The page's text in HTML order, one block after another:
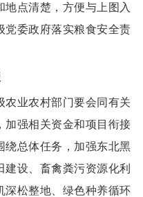
点清楚，方便与上图入
党委政府落实粮食安全责
农业农村部门要会同有关
加强相关资金和项目 衔接
绕总体任务，加强东北黑
设、 畜禽粪污资源化利
深松整地、绿色种养循环